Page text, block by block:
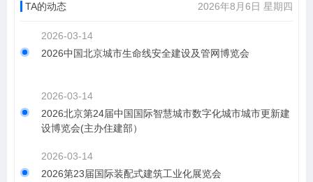
TA的动态 2026年8月6日 星期四
2026-03-14
2026中国北京城市生命线安全建设及管网博览会
2026-03-14
2026北京第24届中国国际智慧城市数字化城市城市更新建
设博览会(主办住建部）
2026-03-14
2026第23届国际装配式建筑工业化展览会